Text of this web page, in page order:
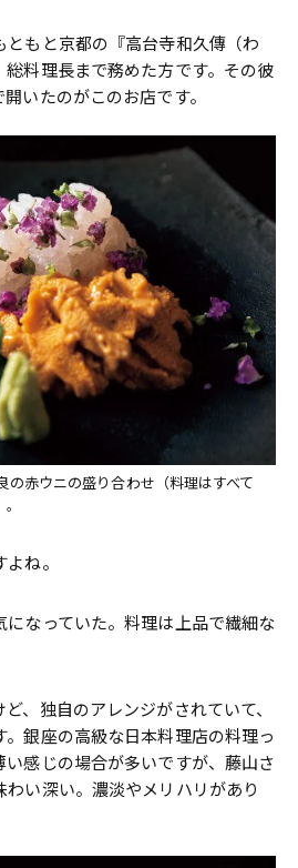
もと京都の『高台寺和久傳（わ
総料理長まで務めた方です。その彼
いたのがこのお店です。
の赤ウニの盛り合わせ（料理はすべて
ね。
なっていた。料理は上品で繊細な
、独自のアレンジがされていて、
銀座の高級な日本料理店の料理っ
感じの場合が多いですが、藤山さ
い深い。濃淡やメリハリがあり